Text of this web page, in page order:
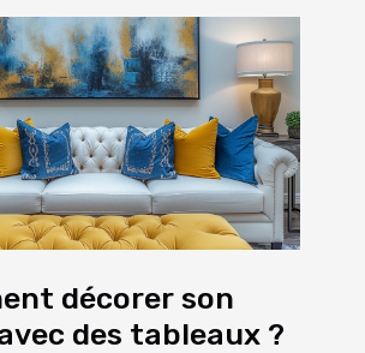
décorer son
des tableaux ?